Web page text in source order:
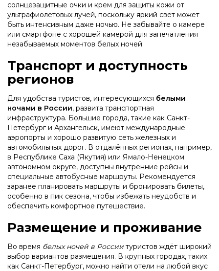
солнцезащитные очки и крем для защиты кожи от
ультрафиолетовых лучей, поскольку яркий свет может
быть интенсивным даже ночью. Не забывайте о камере
или смартфоне с хорошей камерой для запечатления
незабываемых моментов белых ночей.
Транспорт и доступность
регионов
Для удобства туристов, интересующихся белыми
ночами в России, развита транспортная
инфраструктура. Большие города, такие как Санкт-
Петербург и Архангельск, имеют международные
аэропорты и хорошо развитую сеть железных и
автомобильных дорог. В отдалённых регионах, например,
в Республике Саха (Якутия) или Ямало-Ненецком
автономном округе, доступны внутренние рейсы и
специальные автобусные маршруты. Рекомендуется
заранее планировать маршруты и бронировать билеты,
особенно в пик сезона, чтобы избежать неудобств и
обеспечить комфортное путешествие.
Размещение и проживание
Во время белых ночей в России туристов ждёт широкий
выбор вариантов размещения. В крупных городах, таких
как Санкт-Петербург, можно найти отели на любой вкус